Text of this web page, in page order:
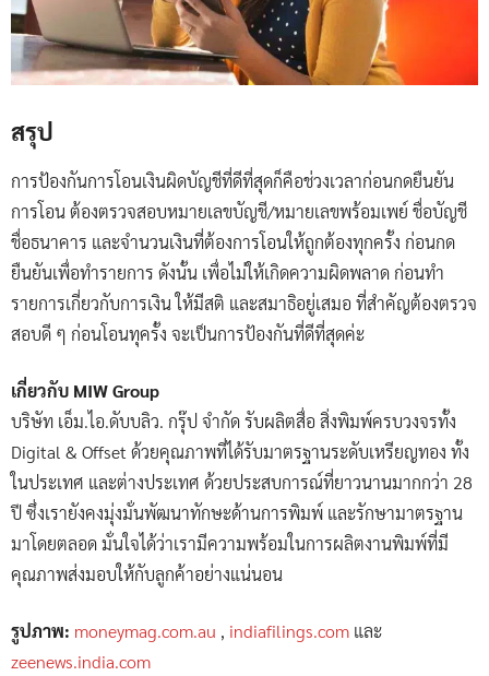
สรุป
การป้องกันการโอนเงินผิดบัญชีที่ดีที่สุดก็คือช่วงเวลาก่อนกดยืนยัน
การโอน ต้องตรวจสอบหมายเลขบัญชี/หมายเลขพร้อมเพย์ ชื่อบัญชี
ชื่อธนาคาร และจำนวนเงินที่ต้องการโอนให้ถูกต้องทุกครั้ง ก่อนกด
ยืนยันเพื่อทำรายการ ดังนั้น เพื่อไม่ให้เกิดความผิดพลาด ก่อนทำ
รายการเกี่ยวกับการเงิน ให้มีสติ และสมาธิอยู่เสมอ ที่สำคัญต้องตรวจ
สอบดี ๆ ก่อนโอนทุครั้ง จะเป็นการป้องกันที่ดีที่สุดค่ะ
เกี่ยวกับ MIW Group
บริษัท เอ็ม.ไอ.ดับบลิว. กรุ๊ป จำกัด รับผลิตสื่อ สิ่งพิมพ์ครบวงจรทั้ง
Digital & Offset ด้วยคุณภาพที่ได้รับมาตรฐานระดับเหรียญทอง ทั้ง
ในประเทศ และต่างประเทศ ด้วยประสบการณ์ที่ยาวนานมากกว่า 28
ปี ซึ่งเรายังคงมุ่งมั่นพัฒนาทักษะด้านการพิมพ์ และรักษามาตรฐาน
มาโดยตลอด มั่นใจได้ว่าเรามีความพร้อมในการผลิตงานพิมพ์ที่มี
คุณภาพส่งมอบให้กับลูกค้าอย่างแน่นอน
รูปภาพ: moneymag.com.au , indiafilings.com และ
zeenews.india.com